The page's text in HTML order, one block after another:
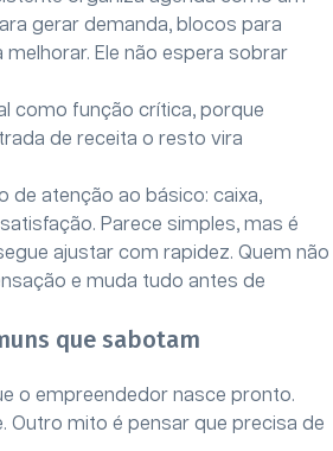
gerar demanda, blocos para
Ele não espera sobrar
como função crítica, porque
de receita o resto vira
de atenção ao básico: caixa,
Parece simples, mas é
ajustar com rapidez. Quem não
e muda tudo antes de
que sabotam
o empreendedor nasce pronto.
Outro mito é pensar que precisa de